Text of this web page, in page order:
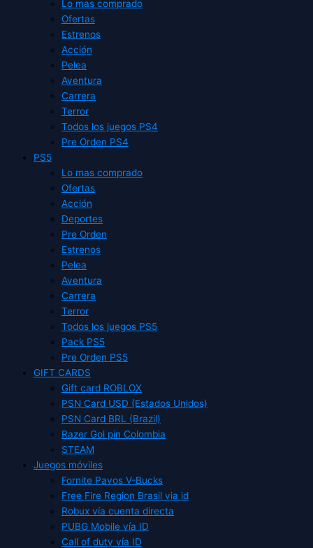
Lo mas comprado
Ofertas
Estrenos
Acción
Pelea
Aventura
Carrera
Terror
Todos los juegos PS4
Pre Orden PS4
PS5
Lo mas comprado
Ofertas
Acción
Deportes
Pre Orden
Estrenos
Pelea
Aventura
Carrera
Terror
Todos los juegos PS5
Pack PS5
Pre Orden PS5
GIFT CARDS
Gift card ROBLOX
PSN Card USD (Estados Unidos)
PSN Card BRL (Brazil)
Razer Gol pin Colombia
STEAM
Juegos móviles
Fornite Pavos V-Bucks
Free Fire Region Brasil via id
Robux vía cuenta directa
PUBG Mobile vía ID
Call of duty vía ID